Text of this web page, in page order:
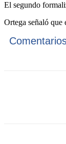
El segundo
Ortega señaló que